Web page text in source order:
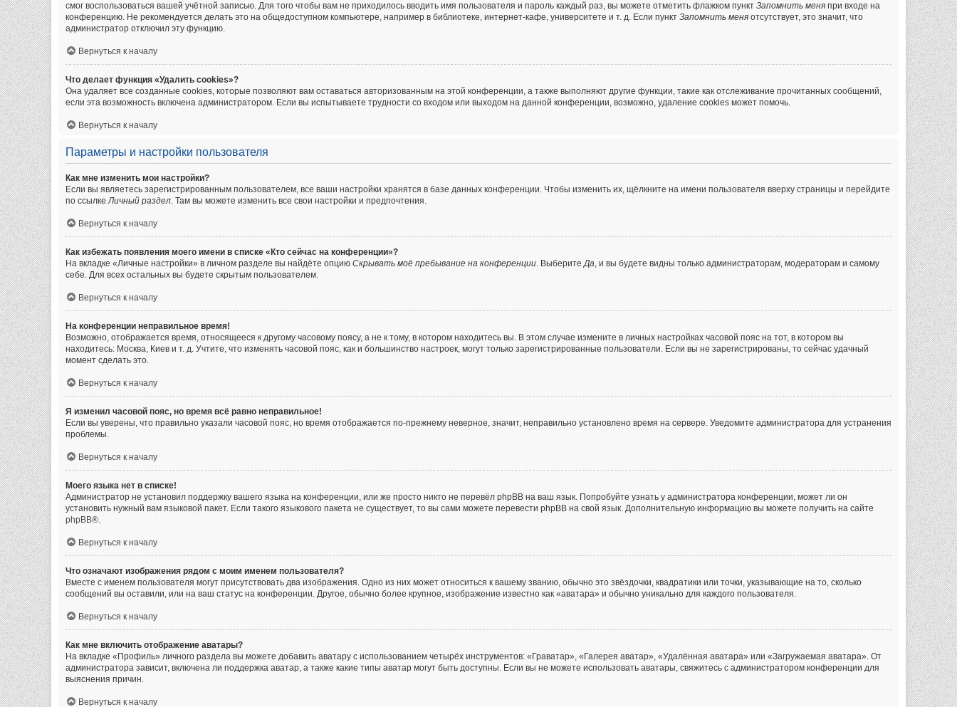
смог воспользоваться вашей учётной записью. Для того чтобы вам не приходилось вводить имя пользователя и пароль каждый раз, вы можете отметить флажком пункт Запомнить меня при входе на
конференцию. Не рекомендуется делать это на общедоступном компьютере, например в библиотеке, интернет-кафе, университете и т. д. Если пункт Запомнить меня отсутствует, это значит, что
администратор отключил эту функцию.
Вернуться к началу
Что делает функция «Удалить cookies»?
Она удаляет все созданные cookies, которые позволяют вам оставаться авторизованным на этой конференции, а также выполняют другие функции, такие как отслеживание прочитанных сообщений,
если эта возможность включена администратором. Если вы испытываете трудности со входом или выходом на данной конференции, возможно, удаление cookies может помочь.
Вернуться к началу
Параметры и настройки пользователя
Как мне изменить мои настройки?
Если вы являетесь зарегистрированным пользователем, все ваши настройки хранятся в базе данных конференции. Чтобы изменить их, щёлкните на имени пользователя вверху страницы и перейдите
по ссылкеЛичный раздел. Там вы можете изменить все свои настройки и предпочтения.
Вернуться к началу
Как избежать появления моего имени в списке «Кто сейчас на конференции»?
На вкладке «Личные настройки» в личном разделе вы найдёте опцию Скрывать моё пребывание на конференции. ВыберитеДа, и вы будете видны только администраторам, модераторам и самому
себе. Для всех остальных вы будете скрытым пользователем.
Вернуться к началу
На конференции неправильное время!
Возможно, отображается время, относящееся к другому часовому поясу, а не к тому, в котором находитесь вы. В этом случае измените в личных настройках часовой пояс на тот, в котором вы
находитесь: Москва, Киев и т. д. Учтите, что изменять часовой пояс, как и большинство настроек, могут только зарегистрированные пользователи. Если вы не зарегистрированы, то сейчас удачный
момент сделать это.
Вернуться к началу
Я изменил часовой пояс, но время всё равно неправильное!
Если вы уверены, что правильно указали часовой пояс, но время отображается по-прежнему неверное, значит, неправильно установлено время на сервере. Уведомите администратора для устранения
проблемы.
Вернуться к началу
Моего языка нет в списке!
Администратор не установил поддержку вашего языка на конференции, или же просто никто не перевёл phpBB на ваш язык. Попробуйте узнать у администратора конференции, может ли он
установить нужный вам языковой пакет. Если такого языкового пакета не существует, то вы сами можете перевести phpBB на свой язык. Дополнительную информацию вы можете получить на сайте
phpBB®.
Вернуться к началу
Что означают изображения рядом с моим именем пользователя?
Вместе с именем пользователя могут присутствовать два изображения. Одно из них может относиться к вашему званию, обычно это звёздочки, квадратики или точки, указывающие на то, сколько
сообщений вы оставили, или на ваш статус на конференции. Другое, обычно более крупное, изображение известно как «аватара» и обычно уникально для каждого пользователя.
Вернуться к началу
Как мне включить отображение аватары?
На вкладке «Профиль» личного раздела вы можете добавить аватару с использованием четырёх инструментов: «Граватар», «Галерея аватар», «Удалённая аватара» или «Загружаемая аватара». От
администратора зависит, включена ли поддержка аватар, а также какие типы аватар могут быть доступны. Если вы не можете использовать аватары, свяжитесь с администратором конференции для
выяснения причин.
Вернуться к началу